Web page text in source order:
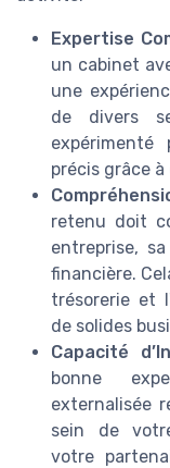
Expertise
un cabinet
une
de divers
précis grâce
retenu doit
entreprise,
financière.
trésorerie et
de solides
Capacité
bonne
externalisée
sein de
votre